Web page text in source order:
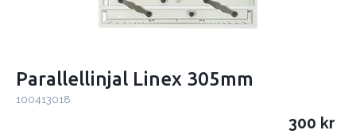
Parallellinjal Linex 305mm
100413018
300